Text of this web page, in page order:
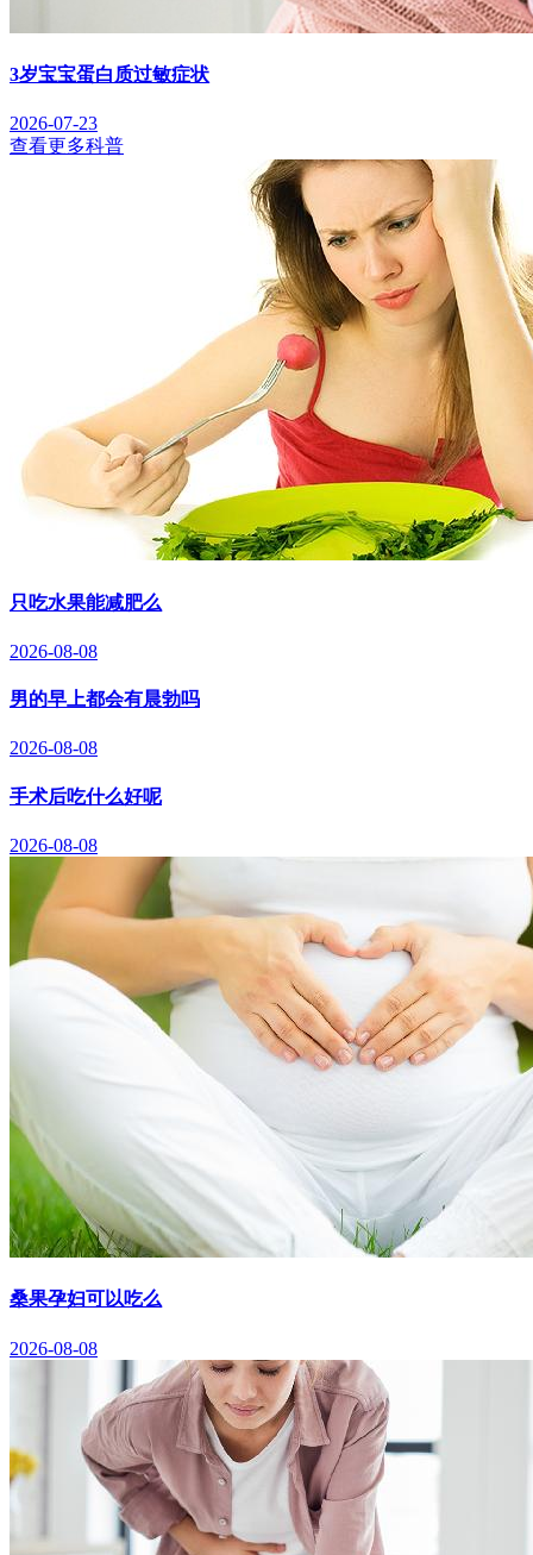
3岁宝宝蛋白质过敏症状
2026-07-23
查看更多科普
只吃水果能减肥么
2026-08-08
男的早上都会有晨勃吗
2026-08-08
手术后吃什么好呢
2026-08-08
桑果孕妇可以吃么
2026-08-08